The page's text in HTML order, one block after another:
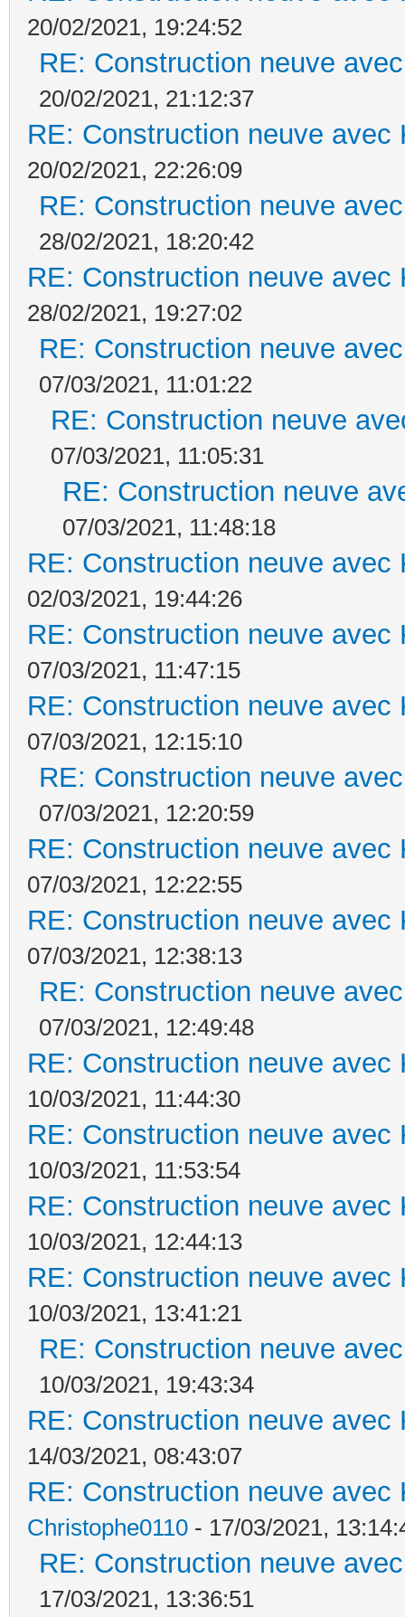
20/02/2021, 19:24:52
RE: Construction neuve
20/02/2021, 21:12:37
RE: Construction neuve avec
20/02/2021, 22:26:09
RE: Construction neuve
28/02/2021, 18:20:42
RE: Construction neuve avec
28/02/2021, 19:27:02
RE: Construction neuve
07/03/2021, 11:01:22
RE: Construction neuve
07/03/2021, 11:05:31
RE: Construction neuve
07/03/2021, 11:48:18
RE: Construction neuve avec
02/03/2021, 19:44:26
RE: Construction neuve avec
07/03/2021, 11:47:15
RE: Construction neuve avec
07/03/2021, 12:15:10
RE: Construction neuve
07/03/2021, 12:20:59
RE: Construction neuve avec
07/03/2021, 12:22:55
RE: Construction neuve avec
07/03/2021, 12:38:13
RE: Construction neuve
07/03/2021, 12:49:48
RE: Construction neuve avec
10/03/2021, 11:44:30
RE: Construction neuve avec
10/03/2021, 11:53:54
RE: Construction neuve avec
10/03/2021, 12:44:13
RE: Construction neuve avec
10/03/2021, 13:41:21
RE: Construction neuve
10/03/2021, 19:43:34
RE: Construction neuve avec
14/03/2021, 08:43:07
RE: Construction neuve avec
Christophe0110 - 17/03/2021,
RE: Construction neuve
17/03/2021, 13:36:51